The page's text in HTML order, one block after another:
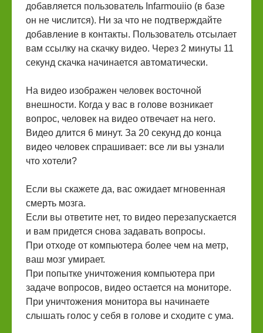
добавляется пользователь Infarmouiio (в базе
он не числится). Ни за что не подтверждайте
добавление в контакты. Пользователь отсылает
вам ссылку на скачку видео. Через 2 минуты 11
секунд скачка начинается автоматически.
На видео изображен человек восточной
внешности. Когда у вас в голове возникает
вопрос, человек на видео отвечает на него.
Видео длится 6 минут. За 20 секунд до конца
видео человек спрашивает: все ли вы узнали
что хотели?
Если вы скажете да, вас ожидает мгновенная
смерть мозга.
Если вы ответите нет, то видео перезапускается
и вам придется снова задавать вопросы.
При отходе от компьютера более чем на метр,
ваш мозг умирает.
При попытке уничтожения компьютера при
задаче вопросов, видео остается на мониторе.
При уничтожения монитора вы начинаете
слышать голос у себя в голове и сходите с ума.